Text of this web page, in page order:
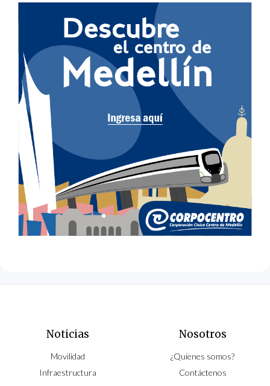
Noticias
Movilidad
Infraestructura
Nosotros
¿Quíenes somos?
Contáctenos